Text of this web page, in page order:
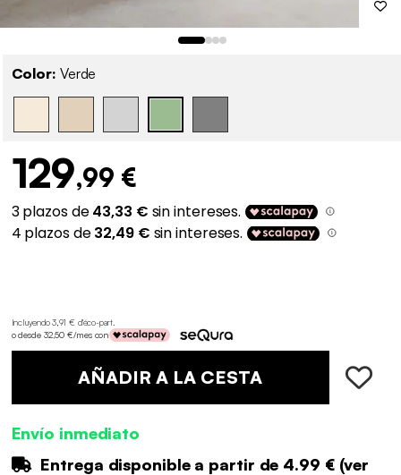
Color: Verde
129,99 €
Incluyendo 3,91 € d'éco-part.
o desde 32,50 €/mes con
AÑADIR A LA CESTA
Envío inmediato
Entrega disponible a partir de 4.99 €(ver